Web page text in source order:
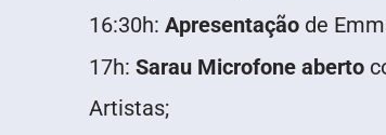
16:30h: Apresentação de
17h: Sarau Microfone aberto
Artistas;